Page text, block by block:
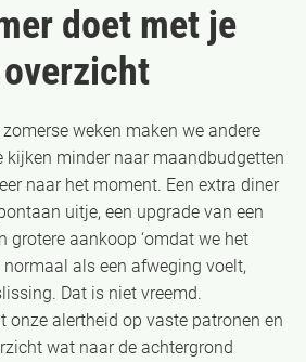
doet met je
weken maken we andere
kijken minder naar maandbudgetten
naar het moment. Een extra diner
uitje, een upgrade van een
grotere aankoop ‘omdat we het
normaal als een afweging voelt,
Dat is niet vreemd.
onze alertheid op vaste patronen en
wat naar de achtergrond